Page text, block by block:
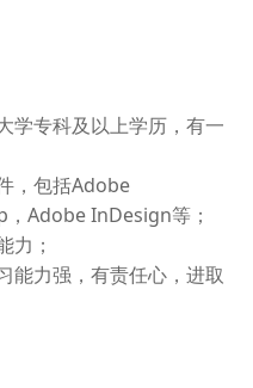
学专科及以上学历，有一
，包括Adobe
Adobe InDesign等；
力；
能力强，有责任心，进取